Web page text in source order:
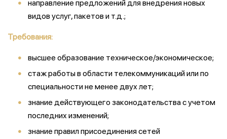
направление предложений для внедрения новых
видов услуг, пакетов и т.д.;
Требования:
высшее образование техническое/экономическое;
стаж работы в области телекоммуникаций или по
специальности не менее двух лет;
знание действующего законодательства с учетом
последних изменений;
знание правил присоединения сетей